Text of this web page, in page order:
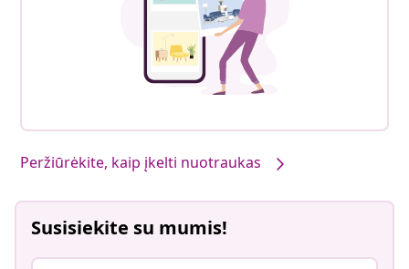
Peržiūrėkite, kaip įkelti nuotraukas
Susisiekite su mumis!